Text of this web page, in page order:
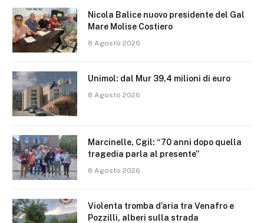
Nicola Balice nuovo presidente del Gal
Mare Molise Costiero
8 Agosto 2026
Unimol: dal Mur 39,4 milioni di euro
8 Agosto 2026
Marcinelle, Cgil: “70 anni dopo quella
tragedia parla al presente”
8 Agosto 2026
Violenta tromba d’aria tra Venafro e
Pozzilli, alberi sulla strada